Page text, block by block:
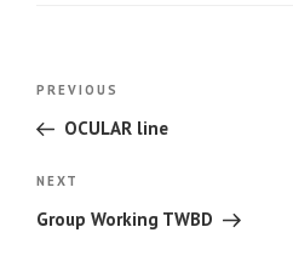
Previous
Post
PREVIOUS
OCULAR line
Next
Post
NEXT
Group Working TWBD